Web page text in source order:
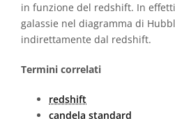
in funzione del redshift. In
galassie nel diagramma di
indirettamente dal redshift.
Termini correlati
redshift
candela standard